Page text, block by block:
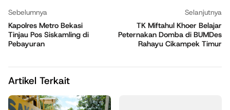
Sebelumnya
Kapolres Metro Bekasi
Tinjau Pos Siskamling di
Pebayuran
Selanjutnya
TK Miftahul Khoer Belajar
Peternakan Domba di BUMDes
Rahayu Cikampek Timur
Artikel Terkait